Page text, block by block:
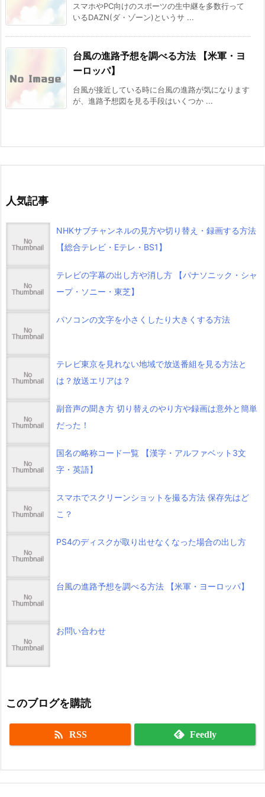
スマホやPC向けのスポーツの生中継を多数行って
いるDAZN(ダ・ゾーン)というサ ...
台風の進路予想を調べる方法 【米軍・ヨ
ーロッパ】
台風が接近している時に台風の進路が気になります
が、進路予想図を見る手段はいくつか ...
人気記事
NHKサブチャンネルの見方や切り替え・録画する方法
【総合テレビ・Eテレ・BS1】
テレビの字幕の出し方や消し方 【パナソニック・シャ
ープ・ソニー・東芝】
パソコンの文字を小さくしたり大きくする方法
テレビ東京を見れない地域で放送番組を見る方法と
は？放送エリアは？
副音声の聞き方 切り替えのやり方や録画は意外と簡単
だった！
国名の略称コード一覧 【漢字・アルファベット3文
字・英語】
スマホでスクリーンショットを撮る方法 保存先はど
こ？
PS4のディスクが取り出せなくなった場合の出し方
台風の進路予想を調べる方法 【米軍・ヨーロッパ】
お問い合わせ
このブログを購読
 RSS Feedly